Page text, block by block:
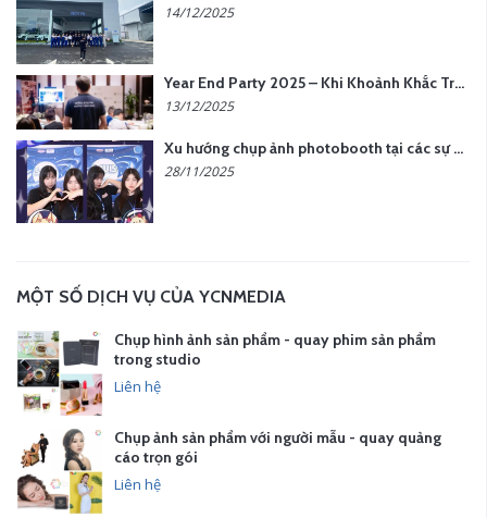
14/12/2025
Year End Party 2025 – Khi Khoảnh Khắc Trở Thành Dấu Ấn | Gói Ưu Đãi Tháng 12 Từ YCN Media
13/12/2025
Xu hướng chụp ảnh photobooth tại các sự kiện hiện nay
28/11/2025
MỘT SỐ DỊCH VỤ CỦA YCNMEDIA
Chụp hình ảnh sản phẩm - quay phim sản phẩm
trong studio
Liên hệ
Chụp ảnh sản phẩm với người mẫu - quay quảng
cáo trọn gói
Liên hệ